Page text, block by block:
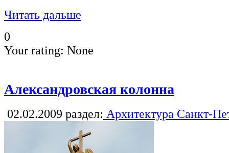
Читать дальше
0
Your rating: None
Александровская колонна
02.02.2009 раздел: Архитектура Санкт-